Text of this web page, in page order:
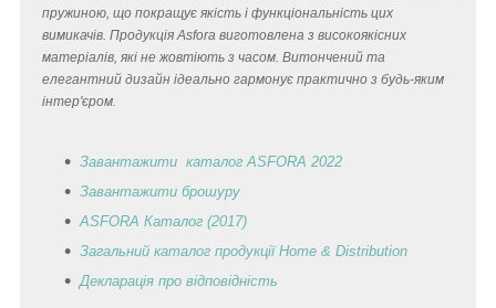
пружиною, що покращує якість і функціональність цих
вимикачів. Продукція Asfora виготовлена з високоякісних
матеріалів, які не жовтіють з часом. Витончений та
елегантний дизайн ідеально гармонує практично з будь-яким
інтер'єром.
Завантажити каталог ASFORA 2022
Завантажити брошуру
ASFORA Каталог (2017)
Загальний каталог продукції Home & Distribution
Декларація про відповідність